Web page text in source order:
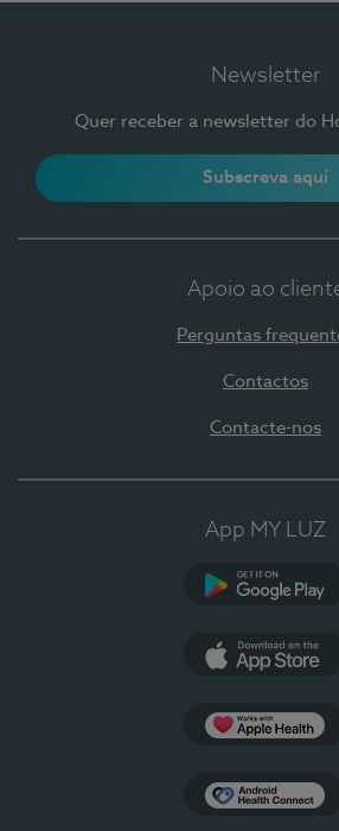
Newsletter
Quer receber a newsletter do
Subscreva aqui
Apoio ao
Perguntas
Contactos
Contacte-nos
App MY LUZ